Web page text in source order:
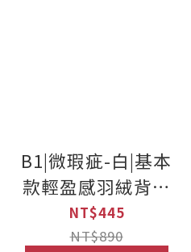
B1|微瑕疵-白|基本
款輕盈感羽絨背心
(2色)
NT$445
NT$890